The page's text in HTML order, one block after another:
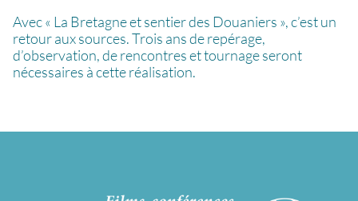
Avec « La Bretagne et sentier des Douaniers », c’est un
retour aux sources. Trois ans de repérage,
d’observation, de rencontres et tournage seront
nécessaires à cette réalisation.